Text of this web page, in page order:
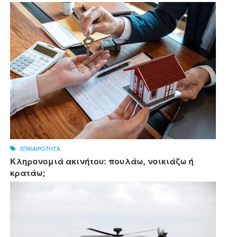
ΕΠΙΚΑΙΡΟΤΗΤΑ
Κληρονομιά ακινήτου: πουλάω, νοικιάζω ή
κρατάω;